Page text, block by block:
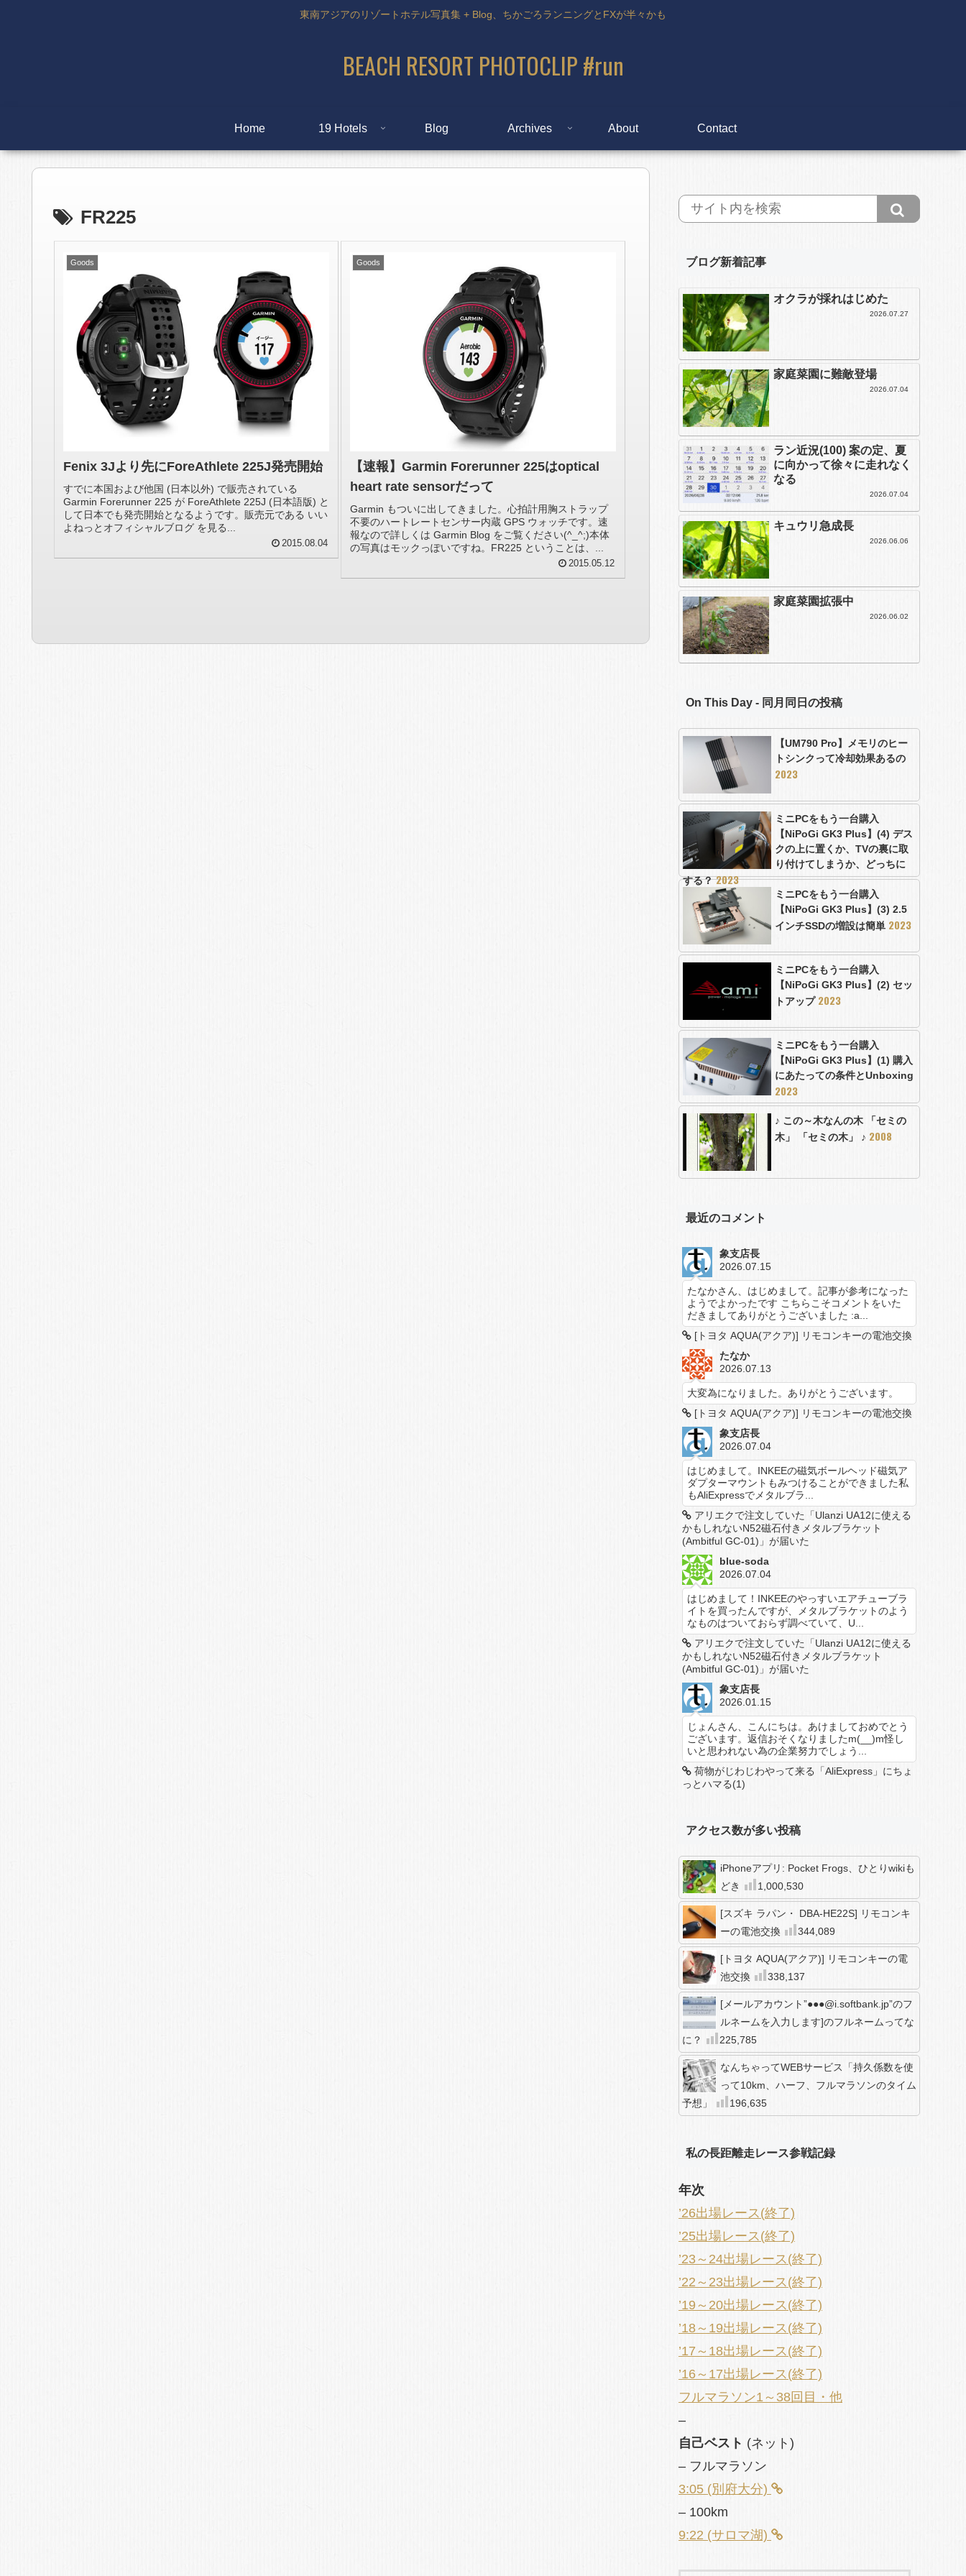
東南アジアのリゾートホテル写真集 + Blog、ちかごろランニングとFXが半々かも
BEACH RESORT PHOTOCLIP #run
Home 19 Hotels Blog Archives About Contact
FR225
Goods
Fenix 3Jより先にForeAthlete 225J発売開始
すでに本国および他国 (日本以外) で販売されている
Garmin Forerunner 225 が ForeAthlete 225J (日本語版) と
して日本でも発売開始となるようです。販売元である いい
よねっとオフィシャルブログ を見る...
2015.08.04
Goods
【速報】Garmin Forerunner 225はoptical
heart rate sensorだって
Garmin もついに出してきました。心拍計用胸ストラップ
不要のハートレートセンサー内蔵 GPS ウォッチです。速
報なので詳しくは Garmin Blog をご覧ください(^_^;)本体
の写真はモックっぽいですね。FR225 ということは、...
2015.05.12
ブログ新着記事
オクラが採れはじめた
2026.07.27
家庭菜園に難敵登場
2026.07.04
ラン近況(100) 案の定、夏
に向かって徐々に走れなく
なる
2026.07.04
キュウリ急成長
2026.06.06
家庭菜園拡張中
2026.06.02
On This Day - 同月同日の投稿
【UM790 Pro】メモリのヒー
トシンクって冷却効果あるの
2023
ミニPCをもう一台購入
【NiPoGi GK3 Plus】(4) デス
クの上に置くか、TVの裏に取
り付けてしまうか、どっちに
する？2023
ミニPCをもう一台購入
【NiPoGi GK3 Plus】(3) 2.5
インチSSDの増設は簡単 2023
ミニPCをもう一台購入
【NiPoGi GK3 Plus】(2) セッ
トアップ 2023
ミニPCをもう一台購入
【NiPoGi GK3 Plus】(1) 購入
にあたっての条件とUnboxing
2023
♪ この～木なんの木 「セミの
木」 「セミの木」 ♪ 2008
最近のコメント
象支店長
2026.07.15
たなかさん、はじめまして。記事が参考になった
ようでよかったです こちらこそコメントをいた
だきましてありがとうございました :a...
[トヨタ AQUA(アクア)] リモコンキーの電池交換
たなか
2026.07.13
大変為になりました。ありがとうございます。
[トヨタ AQUA(アクア)] リモコンキーの電池交換
象支店長
2026.07.04
はじめまして。INKEEの磁気ボールヘッド磁気ア
ダプターマウントもみつけることができました私
もAliExpressでメタルブラ...
アリエクで注文していた「Ulanzi UA12に使える
かもしれないN52磁石付きメタルブラケット
(Ambitful GC-01)」が届いた
blue-soda
2026.07.04
はじめまして！INKEEのやっすいエアチューブラ
イトを買ったんですが、メタルブラケットのよう
なものはついておらず調べていて、U...
アリエクで注文していた「Ulanzi UA12に使える
かもしれないN52磁石付きメタルブラケット
(Ambitful GC-01)」が届いた
象支店長
2026.01.15
じょんさん、こんにちは。あけましておめでとう
ございます。返信おそくなりましたm(__)m怪し
いと思われない為の企業努力でしょう...
荷物がじわじわやって来る「AliExpress」にちょ
っとハマる(1)
アクセス数が多い投稿
iPhoneアプリ: Pocket Frogs、ひとりwikiも
どき
1,000,530
[スズキ ラパン・ DBA-HE22S] リモコンキ
ーの電池交換
344,089
[トヨタ AQUA(アクア)] リモコンキーの電
池交換
338,137
[メールアカウント”●●●@i.softbank.jp”のフ
ルネームを入力します]のフルネームってな
に？
225,785
なんちゃってWEBサービス「持久係数を使
って10km、ハーフ、フルマラソンのタイム
予想」
196,635
私の長距離走レース参戦記録
年次
’26出場レース(終了)
’25出場レース(終了)
’23～24出場レース(終了)
’22～23出場レース(終了)
’19～20出場レース(終了)
’18～19出場レース(終了)
’17～18出場レース(終了)
’16～17出場レース(終了)
フルマラソン1～38回目・他
–
自己ベスト (ネット)
– フルマラソン
3:05 (別府大分)
– 100km
9:22 (サロマ湖)